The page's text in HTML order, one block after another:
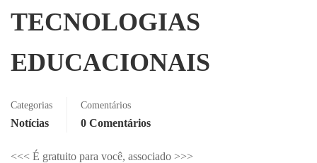
TECNOLOGIAS
EDUCACIONAIS
Categorias
Notícias
Comentários
0 Comentários
<<< É gratuito para você, associado >>>